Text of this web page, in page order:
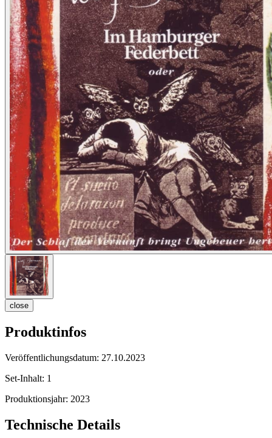
close
Produktinfos
Veröffentlichungsdatum: 27.10.2023
Set-Inhalt: 1
Produktionsjahr: 2023
Technische Details